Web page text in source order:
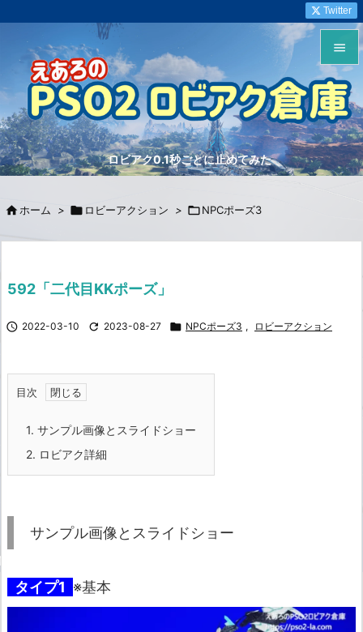
ロビアク0.1秒ごとに止めてみた


メニュ

サイド


Twitter
 ホーム >  ロビーアクション > NPCポーズ3
592「二代目KKポーズ」
 2022-03-10  2023-08-27  NPCポーズ3 , ロビーアクション
目次
1. サンプル画像とスライドショー
2. ロビアク詳細
サンプル画像とスライドショー
タイプ1 ※基本